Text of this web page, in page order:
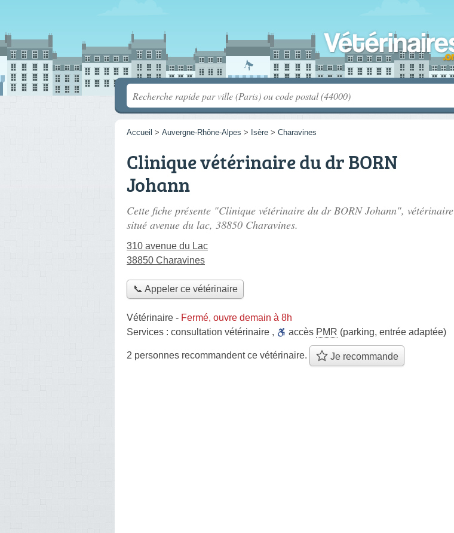
Accueil > Auvergne-Rhône-Alpes > Isère > Charavines
Clinique vétérinaire du dr BORN
Johann
Cette fiche présente "Clinique vétérinaire du dr BORN Johann", vétérinaire
situé avenue du lac, 38850 Charavines.
310 avenue du Lac
38850 Charavines
📞 Appeler ce vétérinaire
Vétérinaire - Fermé, ouvre demain à 8h
Services : consultation vétérinaire , accès PMR (parking, entrée adaptée)
2 personnes recommandentce vétérinaire. Je recommande